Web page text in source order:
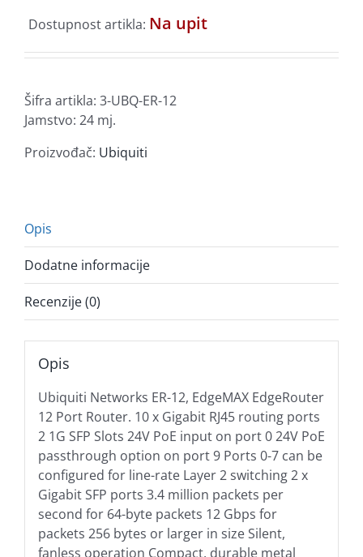
Dostupnost artikla: Na upit
Šifra artikla: 3-UBQ-ER-12
Jamstvo: 24 mj.
Proizvođač: Ubiquiti
Opis
Dodatne informacije
Recenzije (0)
Opis
Ubiquiti Networks ER-12, EdgeMAX EdgeRouter
12 Port Router. 10 x Gigabit RJ45 routing ports
2 1G SFP Slots 24V PoE input on port 0 24V PoE
passthrough option on port 9 Ports 0-7 can be
configured for line-rate Layer 2 switching 2 x
Gigabit SFP ports 3.4 million packets per
second for 64-byte packets 12 Gbps for
packets 256 bytes or larger in size Silent,
fanless operation Compact, durable metal